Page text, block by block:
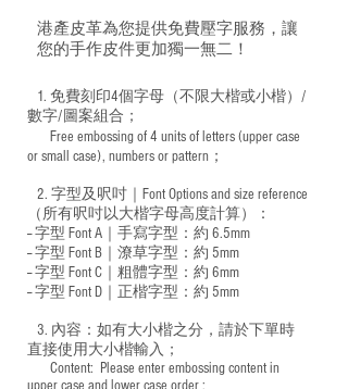
港產皮革為您提供免費壓字服務，讓
您的手作皮件更加獨一無二！
1. 免費刻印4個字母（不限大楷或小楷）/
數字/圖案組合；
Free embossing of 4 units of letters (upper case
or small case), numbers or pattern；
2. 字型及呎吋｜ Font Options and size reference
（所有呎吋以大楷字母高度計算）：
-- 字型 Font A｜手寫字型：約 6.5mm
-- 字型 Font B｜潦草字型： 約 5mm
-- 字型 Font C｜粗體字型：約 6mm
-- 字型 Font D｜正楷字型： 約 5mm
3. 內容：如有大小楷之分，請於下單時
直接使用大小楷輸入；
​ Content: Please enter embossing content in